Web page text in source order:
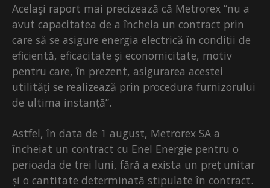
Acelaşi raport mai precizează că Metrorex “nu a
avut capacitatea de a încheia un contract prin
care să se asigure energia electrică în condiții de
eficientă, eficacitate și economicitate, motiv
pentru care, în prezent, asigurarea acestei
utilități se realizează prin procedura furnizorului
de ultima instanță”.
Astfel, în data de 1 august, Metrorex SA a
încheiat un contract cu Enel Energie pentru o
perioada de trei luni, fără a exista un preț unitar
și o cantitate determinată stipulate în contract.